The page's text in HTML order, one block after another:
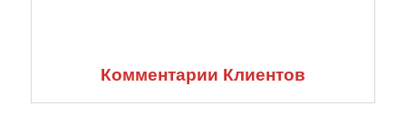
Комментарии Клиентов